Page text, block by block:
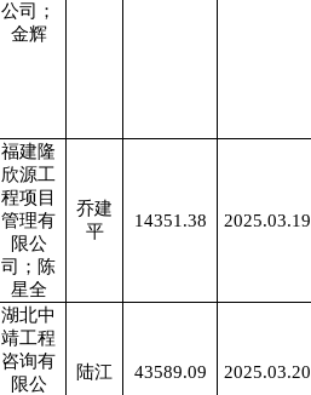
公司；
金辉
福建隆
欣源工
程项目
管理有
限公
司；陈
星全
乔建
平
14351.38 2025.03.19
湖北中
靖工程
咨询有
限公
陆江 43589.09 2025.03.20